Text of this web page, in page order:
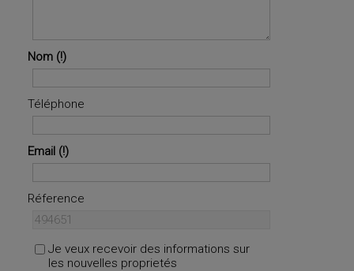
Nom
Téléphone
Email
Réference
Je veux recevoir des informations sur
les nouvelles proprietés